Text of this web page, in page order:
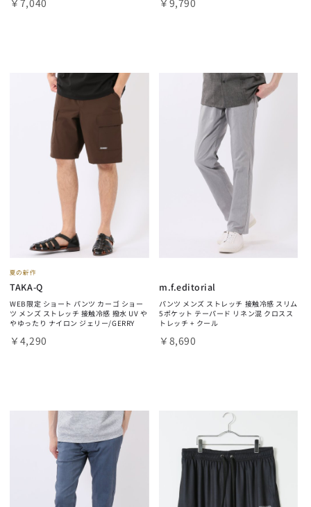
TAKA-Q
WEB限定 ショート パンツ カーゴ ショー
ツ メンズ ストレッチ 接触冷感 撥水 UV や
やゆったり ナイロン ジェリー/GERRY
￥4,290
m.f.editorial
パンツ メンズ ストレッチ 接触冷感 スリム
5ポケット テーパード リネン混 クロスス
トレッチ + クール
￥8,690